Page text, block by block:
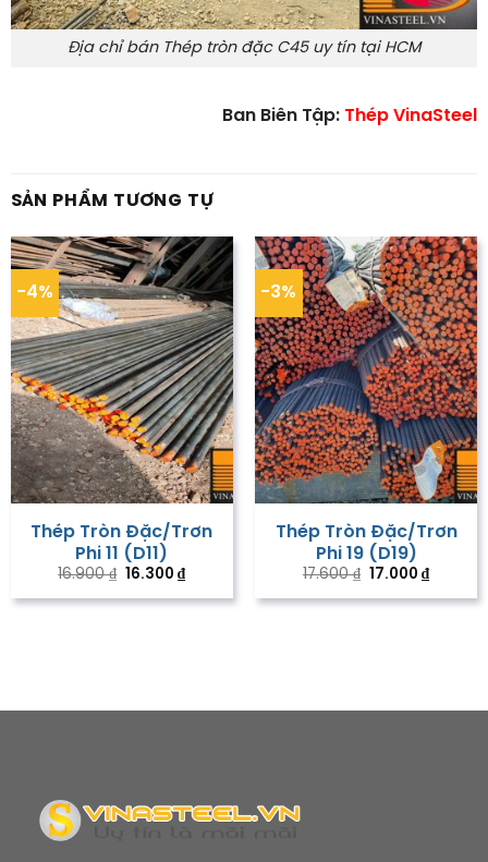
Địa chỉ bán Thép tròn đặc C45 uy tín tại HCM
Ban Biên Tập: Thép VinaSteel
SẢN PHẨM TƯƠNG TỰ
-4%
Thép Tròn Đặc/Trơn
Phi 11 (D11)
16.900₫ Giá
là:
16.300₫Giá
tại
-3%
Thép Tròn Đặc/Trơn
Phi 19 (D19)
17.600₫ Giá
là:
17.000₫Giá
tại